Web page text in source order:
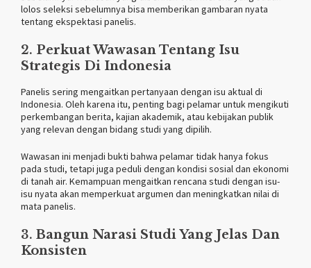
lolos seleksi sebelumnya bisa memberikan gambaran nyata
tentang ekspektasi panelis.
2. Perkuat Wawasan Tentang Isu
Strategis Di Indonesia
Panelis sering mengaitkan pertanyaan dengan isu aktual di
Indonesia. Oleh karena itu, penting bagi pelamar untuk mengikuti
perkembangan berita, kajian akademik, atau kebijakan publik
yang relevan dengan bidang studi yang dipilih.
Wawasan ini menjadi bukti bahwa pelamar tidak hanya fokus
pada studi, tetapi juga peduli dengan kondisi sosial dan ekonomi
di tanah air. Kemampuan mengaitkan rencana studi dengan isu-
isu nyata akan memperkuat argumen dan meningkatkan nilai di
mata panelis.
3. Bangun Narasi Studi Yang Jelas Dan
Konsisten